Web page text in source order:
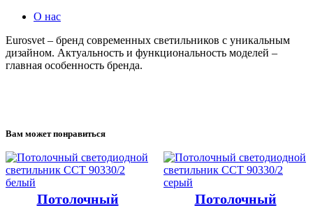
О нас
Eurosvet – бренд современных светильников с уникальным
дизайном. Актуальность и функциональность моделей –
главная особенность бренда.
Вам может понравиться
Потолочный
Потолочный